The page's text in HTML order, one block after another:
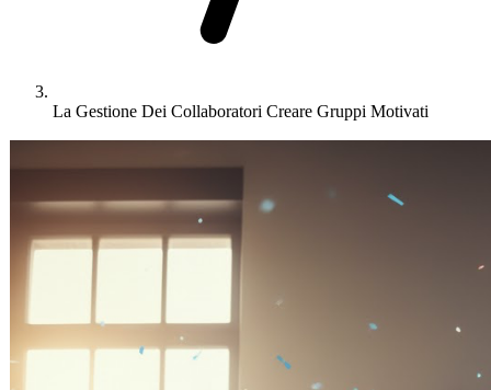
La Gestione Dei Collaboratori Creare Gruppi Motivati